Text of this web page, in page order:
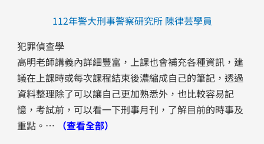
112年警大刑事警察研究所 陳律芸學員
犯罪偵查學
高明老師講義內詳細豐富，上課也會補充各種資訊，建
議在上課時或每次課程結束後濃縮成自己的筆記，透過
資料整理除了可以讓自己更加熟悉外，也比較容易記
憶，考試前，可以看一下刑事月刊，了解目前的時事及
重點。…
（查看全部）